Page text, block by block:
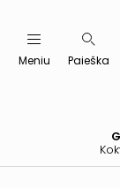
Meniu Paieška